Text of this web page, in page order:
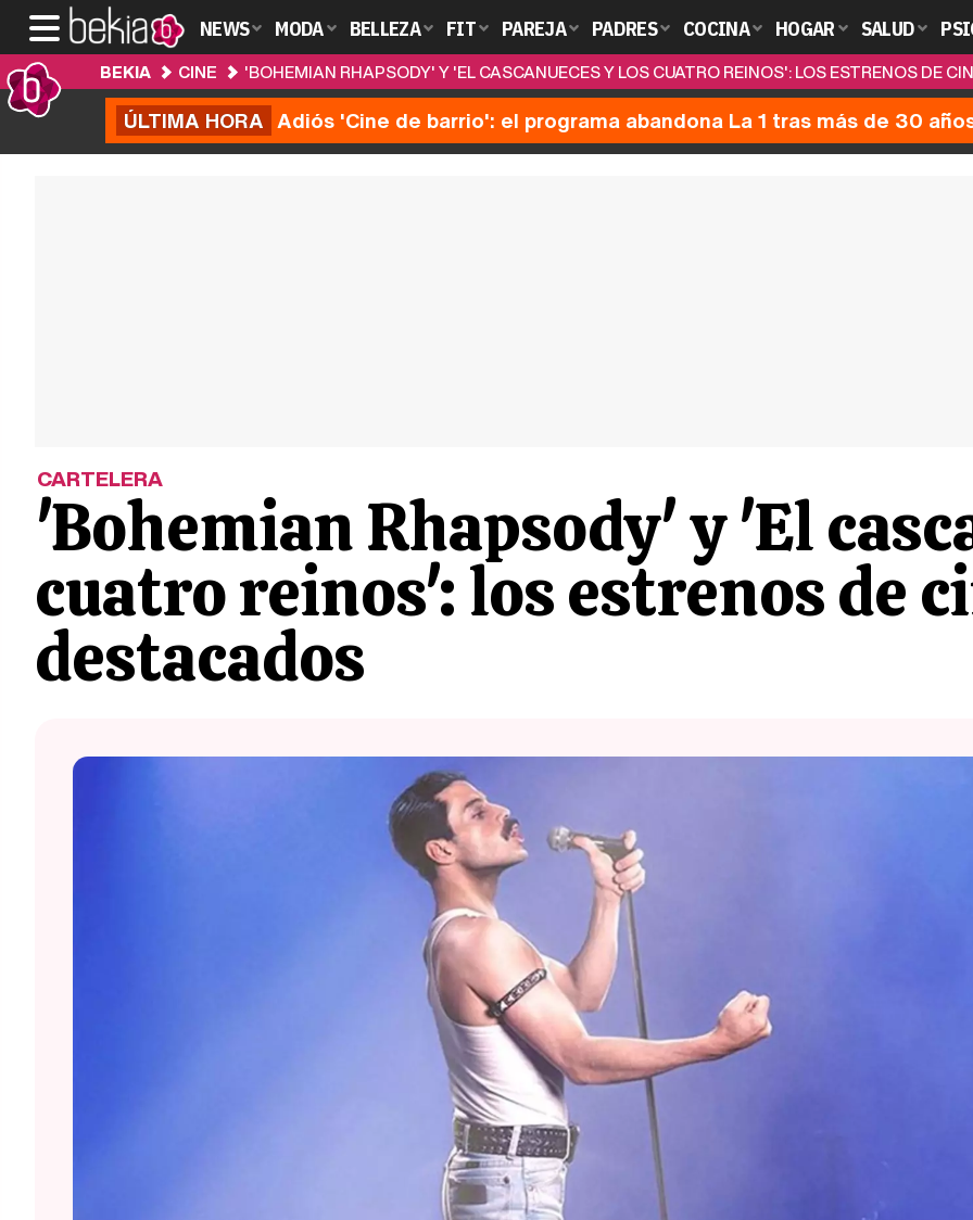
NEWS MODA BELLEZA FIT PAREJA PADRES COCINA HOGAR SALUD
BEKIA CINE 'BOHEMIAN RHAPSODY' Y 'EL CASCANUECES Y LOS CUATRO REINOS': LOS ESTRENOS DE
ÚLTIMA HORA Adiós 'Cine de barrio': el programa abandona La 1 tras más de 30
CARTELERA
'Bohemian Rhapsody' y 'El
cuatro reinos': los estrenos de
destacados